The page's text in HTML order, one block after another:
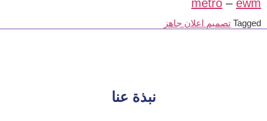
metro – ewm
Tagged تصميم اعلان جاهز
نبذة عنا